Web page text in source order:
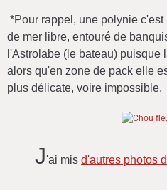
*Pour rappel, une polynie
de mer libre, entouré de
l'Astrolabe (le bateau) puisque
alors qu'en zone de pack elle
plus délicate, voire impossible.
J'ai mis d'autres photos